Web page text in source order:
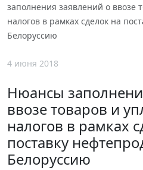
заполнения заявлений о ввозе
налогов в рамках сделок на
Белоруссию
4 июня 2018
Нюансы
ввозе товаров и
налогов в рамках
поставку
Белоруссию